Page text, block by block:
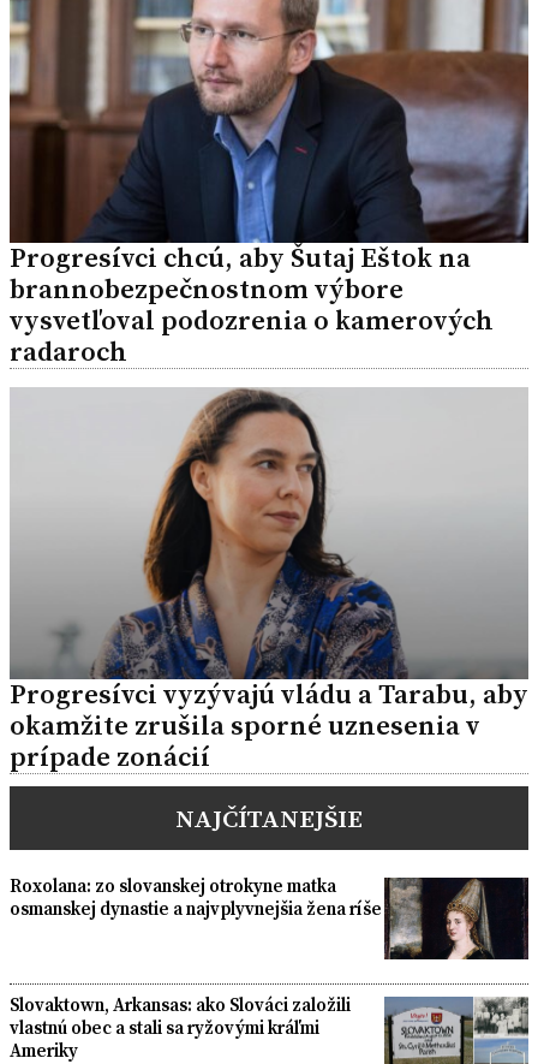
Progresívci chcú, aby Šutaj Eštok na
brannobezpečnostnom výbore
vysvetľoval podozrenia o kamerových
radaroch
Progresívci vyzývajú vládu a Tarabu, aby
okamžite zrušila sporné uznesenia v
prípade zonácií
NAJČÍTANEJŠIE
Roxolana: zo slovanskej otrokyne matka
osmanskej dynastie a najvplyvnejšia žena ríše
Slovaktown, Arkansas: ako Slováci založili
vlastnú obec a stali sa ryžovými kráľmi
Ameriky